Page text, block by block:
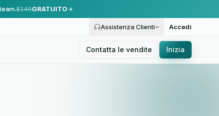
$149GRATUITO
Assistenza Clienti Accedi
Contatta le vendite Inizia